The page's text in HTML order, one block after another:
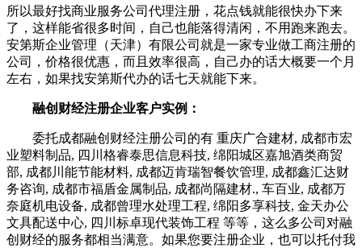
所以最好找商业服务公司代理注册，花点钱就能很快办下来
了，这样能省很多时间，自己也能落得清闲，不用跑来跑去。
安第斯企业管理（天津）有限公司就是一家专业做工商注册的
公司，价格很优惠，而且效率很高，自己办的话大概要一个月
左右，如果找安第斯代办的话七天就能下来。
融创财经注册企业客户实例：
委托成都融创财经注册公司的有 重庆广合建材, 成都市宏
业塑料制品, 四川格睿泰思信息科技, 绵阳城区嘉旭酒类商贸
部, 成都川能节能材料, 成都迈肯瑞智餐饮管理, 成都鑫汇达财
务咨询, 成都市福盾金属制品, 成都尚隔建材., 车百业, 成都万
奈庭机电设备, 成都曾理水处理工程, 绵阳多享科技, 金天办公
文具配送中心, 四川标卓现代装饰工程 等等，这么多公司对融
创财经的服务都相当满意。如果您要注册企业，也可以托付我